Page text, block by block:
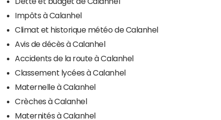
Impôts à Calanhel
Climat et historique météo de Calanhel
Avis de décès à Calanhel
Accidents de la route à Calanhel
Classement lycées à Calanhel
Maternelle à Calanhel
Crèches à Calanhel
Maternités à Calanhel